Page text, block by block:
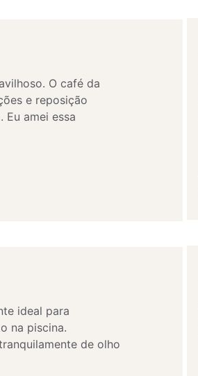
O café da
e reposição
Eu amei essa
ideal para
na piscina.
de olho